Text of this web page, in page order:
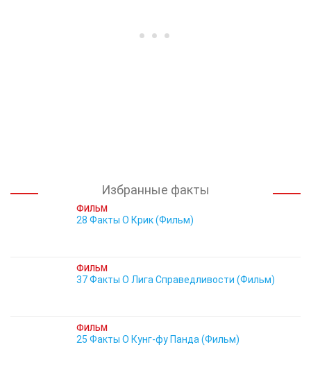
Избранные факты
ФИЛЬМ
28 Факты О Крик (Фильм)
ФИЛЬМ
37 Факты О Лига Справедливости (Фильм)
ФИЛЬМ
25 Факты О Кунг-фу Панда (Фильм)